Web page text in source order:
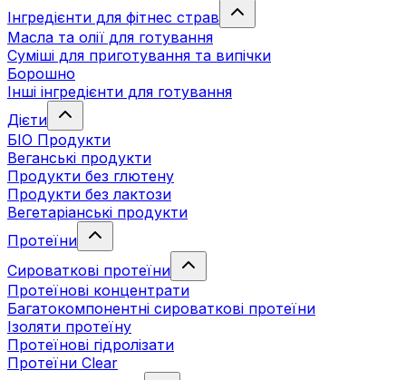
Інгредієнти для фітнес страв
Масла та олії для готування
Суміші для приготування та випічки
Борошно
Інші інгредієнти для готування
Дієти
БІО Продукти
Веганські продукти
Продукти без глютену
Продукти без лактози
Вегетаріанські продукти
Протеїни
Сироваткові протеїни
Протеїнові концентрати
Багатокомпонентні сироваткові протеїни
Ізоляти протеїну
Протеїнові гідролізати
Протеїни Clear